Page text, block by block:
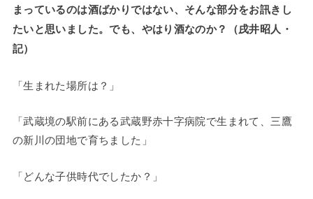
まっているのは酒ばかりではない、そんな部分をお訊きし
たいと思いました。でも、やはり酒なのか？（戌井昭人・
記）
「生まれた場所は？」
「武蔵境の駅前にある武蔵野赤十字病院で生まれて、三鷹
の新川の団地で育ちました」
「どんな子供時代でしたか？」